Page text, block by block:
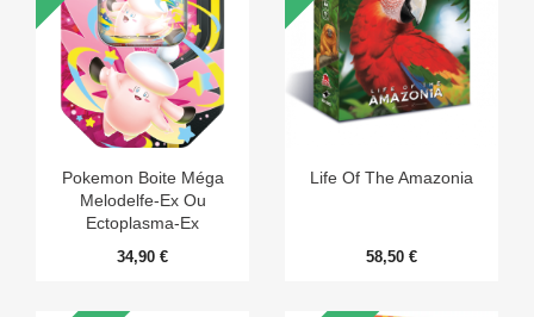
Pokemon Boite Méga
Melodelfe-Ex Ou
Ectoplasma-Ex
34,90 €
Life Of The Amazonia
58,50 €